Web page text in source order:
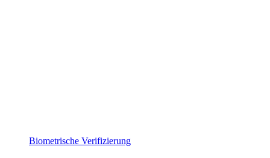
Biometrische Verifizierung